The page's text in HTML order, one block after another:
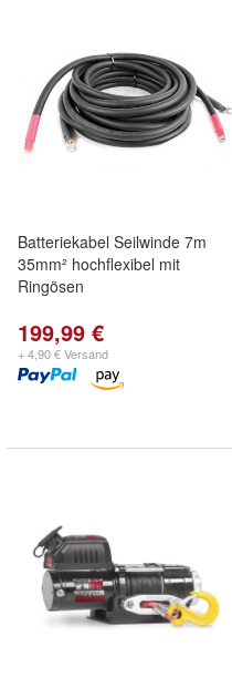
Batteriekabel Seilwinde 7m
35mm² hochflexibel mit
Ringösen
199,99 €
+ 4,90 € Versand